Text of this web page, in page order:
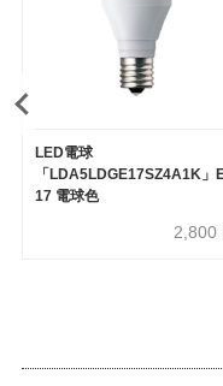
LED電球
「LDA5LDGE17SZ4A1K」
17 電球色
2,800